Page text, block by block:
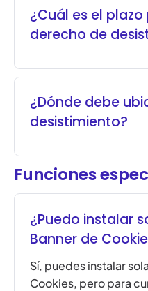
¿Cuál es el
derecho de
¿Dónde debe
desistimiento?
Funciones
¿Puedo instalar
Banner de
Sí, puedes instalar
Cookies, pero para